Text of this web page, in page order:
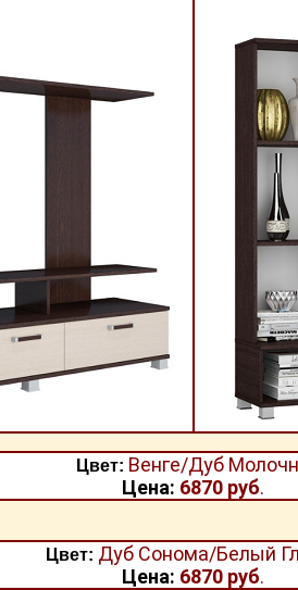
Цвет: Венге/Дуб
Цена: 6870руб.
Цвет: Дуб Сонома/Белый
Цена: 6870руб.